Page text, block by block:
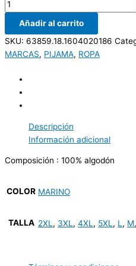
Añadir al carrito
SKU: 63859.18.1604020186
MARCAS, PIJAMA, ROPA
Descripción
Información adicional
Composición : 100% algodón
COLOR MARINO
TALLA 2XL , 3XL , 4XL , 5XL , L , M,